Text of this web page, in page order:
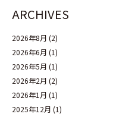
ARCHIVES
2026年8月 (2)
2026年6月 (1)
2026年5月 (1)
2026年2月 (2)
2026年1月 (1)
2025年12月 (1)